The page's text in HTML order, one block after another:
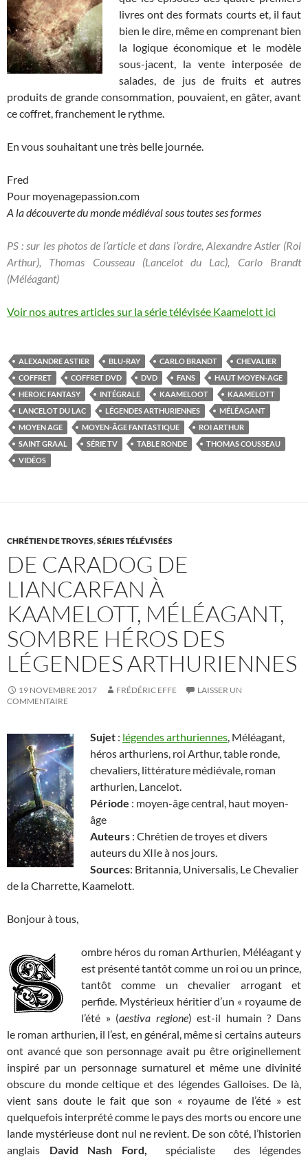
livres ont des formats courts et, il faut
bien le dire, même en comprenant bien
la logique économique et le modèle
sous-jacent, la vente interposée de
salades, de jus de fruits et autres
produits de grande consommation, pouvaient, en gâter, avant
ce coffret, franchement le rythme.
En vous souhaitant une très belle journée.
Fred
Pour moyenagepassion.com
A la découverte du monde médiéval sous toutes ses formes
PS : sur les photos de l’article et dans l’ordre, Alexandre Astier (Roi
Arthur), Thomas Cousseau (Lancelot du Lac), Carlo Brandt
(Méléagant)
Voir nos autres articles sur la série télévisée Kaamelott ici
ALEXANDRE ASTIER BLU-RAY CARLO BRANDT
CHEVALIER
COFFRET
COFFRET DVD DVD FANS
HAUT MOYEN-AGE
HEROIC FANTASY
INTÉGRALE KAAMELOOT
KAAMELOTT
LANCELOT DU LAC
LÉGENDES ARTHURIENNES
MÉLÉAGANT
MOYEN AGE
MOYEN-ÂGE FANTASTIQUE
ROI ARTHUR
SAINT GRAAL
SÉRIE TV TABLE RONDE
THOMAS COUSSEAU
VIDÉOS
CHRÉTIEN DE TROYES,SÉRIES TÉLÉVISÉES
DE CARADOG DE
LIANCARFAN À
KAAMELOTT, MÉLÉAGANT,
SOMBRE HÉROS DES
LÉGENDES ARTHURIENNES
19 NOVEMBRE 2017 FRÉDÉRIC EFFE
LAISSER UN
COMMENTAIRE
Sujet : légendes arthuriennes , Méléagant,
héros arthuriens, roi Arthur, table ronde,
chevaliers, littérature médiévale, roman
arthurien, Lancelot.
Période : moyen-âge central, haut moyen-
âge
Auteurs : Chrétien de troyes et divers
auteurs du XIIe à nos jours.
Sources: Britannia, Universalis, Le Chevalier
de la Charrette, Kaamelott.
Bonjour à tous,
ombre héros du roman Arthurien, Méléagant y
est présenté tantôt comme un roi ou un prince,
tantôt comme un chevalier arrogant et
perfide. Mystérieux héritier d’un « royaume de
l’été » (aestiva regione) est-il humain ? Dans
le roman arthurien, il l’est, en général, même si certains auteurs
ont avancé que son personnage avait pu être originellement
inspiré par un personnage surnaturel et même une divinité
obscure du monde celtique et des légendes Galloises. De là,
vient sans doute le fait que son « royaume de l’été » est
quelquefois interprété comme le pays des morts ou encore une
lande mystérieuse dont nul ne revient. De son côté, l’historien
anglais David Nash Ford, spécialiste des légendes